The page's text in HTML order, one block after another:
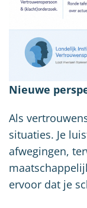
Nieuwe
Als
situaties. Je
afwegingen,
ervoor dat je